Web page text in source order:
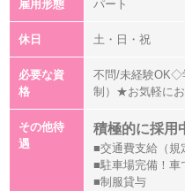
雇用形態 パート
休日 土・日・祝
必要な資
格
不問/未経験OK◇
制）★お気軽に
その他待
遇
積極的に採用
■交通費支給（規
■駐車場完備！車
■制服貸与